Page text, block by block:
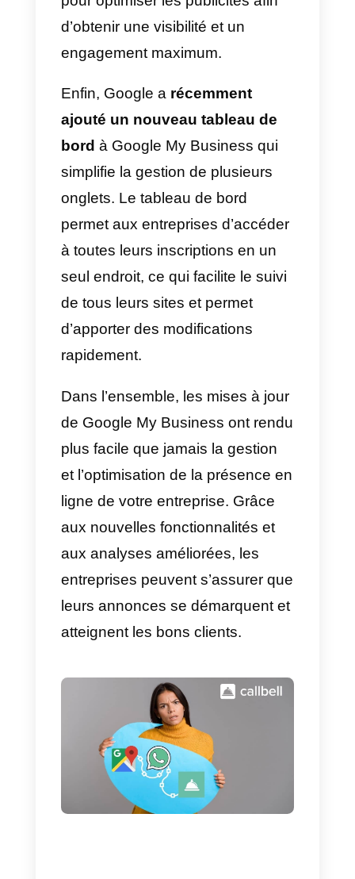
non seulement cela, vous
également connecter Facebook
avez donc un outil puissant
capable de connecter les
principaux canaux de vente et de
service à la clientèle pour votre
équipe, si vous êtes intéressé à
essayer notre solution, je vous
encourageà visiter cette page où
vous pouvez obtenir plus
d’informations à ce sujet.
Mises à jour de Google My
Business 2023
L’une des mises à jour les plus
importantes de Google My
Business est qu’il n’est plus
possible de gérer le profil Google
de bord dédié, mais uniquement
depuis la page de recherche
Google ou via l’application
Google Maps.
La possibilité d’ajouterplusieurs